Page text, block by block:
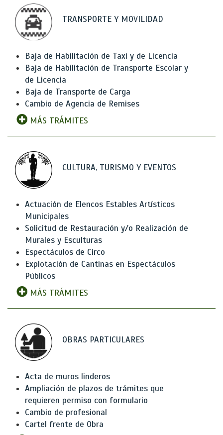
TRANSPORTE Y MOVILIDAD
Baja de Habilitación de Taxi y de Licencia
Baja de Habilitación de Transporte Escolar y
de Licencia
Baja de Transporte de Carga
Cambio de Agencia de Remises
MÁS TRÁMITES
CULTURA, TURISMO Y EVENTOS
Actuación de Elencos Estables Artísticos
Municipales
Solicitud de Restauración y/o Realización de
Murales y Esculturas
Espectáculos de Circo
Explotación de Cantinas en Espectáculos
Públicos
MÁS TRÁMITES
OBRAS PARTICULARES
Acta de muros linderos
Ampliación de plazos de trámites que
requieren permiso con formulario
Cambio de profesional
Cartel frente de Obra